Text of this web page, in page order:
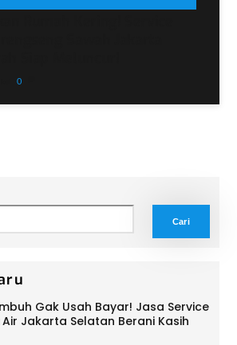
0
Cari
Gak Usah Bayar! Jasa Service
Jakarta Selatan Berani Kasih